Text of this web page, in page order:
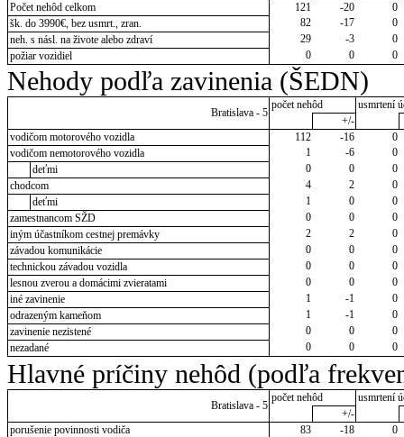
Počet nehôd celkom
121 -20
0
šk. do 3990€, bez usmrt., zran.
82 -17
0
neh. s násl. na živote alebo zdraví
29 -3
0
požiar vozidiel
0 0 0
Nehody podľa zavinenia (ŠEDN)
Bratislava - 5
počet nehôd
usmrtení
+/-
vodičom motorového vozidla
112 -16
0
vodičom nemotorového vozidla
1 -6
0
deťmi
0 0
0
chodcom
4 2
0
deťmi
1 0
0
zamestnancom SŽD
0 0
0
iným účastníkom cestnej premávky
2 2
0
závadou komunikácie
0 0
0
technickou závadou vozidla
0 0
0
lesnou zverou a domácimi zvieratami
0 0
0
iné zavinenie
1 -1
0
odrazeným kameňom
1 -1
0
zavinenie nezistené
0 0
0
nezadané
0 0 0
Hlavné príčiny nehôd (podľa
Bratislava - 5
počet nehôd
usmrtení
+/-
porušenie povinnosti vodiča
83 -18
0